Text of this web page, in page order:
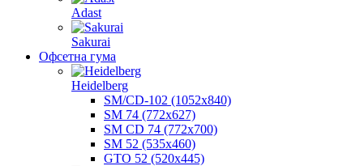
Adast
Sakurai
Офсетна гума
Heidelberg
SM/CD-102 (1052х840)
SM 74 (772х627)
SM CD 74 (772х700)
SM 52 (535х460)
GTO 52 (520х445)